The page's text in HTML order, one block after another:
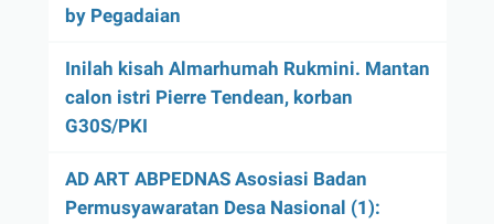
by Pegadaian
Inilah kisah Almarhumah Rukmini. Mantan
calon istri Pierre Tendean, korban
G30S/PKI
AD ART ABPEDNAS Asosiasi Badan
Permusyawaratan Desa Nasional (1):